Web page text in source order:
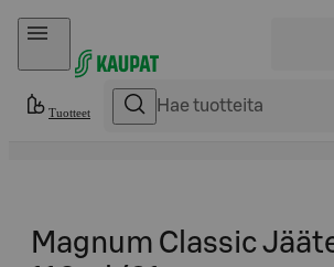
Hyppää sisältöön
Tuotteet
Magnum Classic